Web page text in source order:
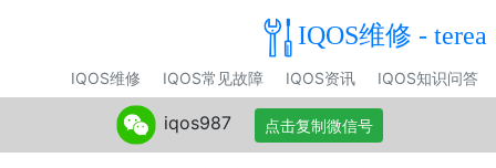
IQOS维修 - terea
IQOS维修 IQOS常见故障 IQOS资讯 IQOS知识问答
iqos987 点击复制微信号